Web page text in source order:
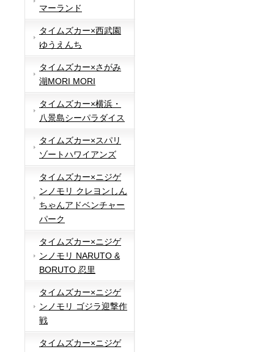
マーランド
タイムズカー×西武園
ゆうえんち
タイムズカー×さがみ
湖MORI MORI
タイムズカー×横浜・
八景島シーパラダイス
タイムズカー×スパリ
ゾートハワイアンズ
タイムズカー×ニジゲ
ンノモリ クレヨンしん
ちゃんアドベンチャー
パーク
タイムズカー×ニジゲ
ンノモリ NARUTO &
BORUTO 忍里
タイムズカー×ニジゲ
ンノモリ ゴジラ迎撃作
戦
タイムズカー×ニジゲ